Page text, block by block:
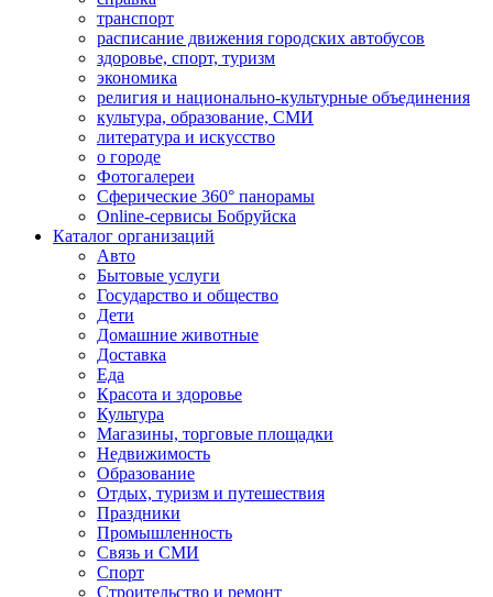
транспорт
расписание движения городских автобусов
здоровье, спорт, туризм
экономика
религия и национально-культурные объединения
культура, образование, СМИ
литература и искусство
о городе
Фотогалереи
Сферические 360° панорамы
Online-сервисы Бобруйска
Каталог организаций
Авто
Бытовые услуги
Государство и общество
Дети
Домашние животные
Доставка
Еда
Красота и здоровье
Культура
Магазины, торговые площадки
Недвижимость
Образование
Отдых, туризм и путешествия
Праздники
Промышленность
Связь и СМИ
Спорт
Строительство и ремонт